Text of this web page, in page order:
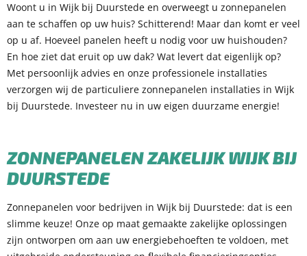
Woont u in Wijk bij Duurstede en overweegt u zonnepanelen
aan te schaffen op uw huis? Schitterend! Maar dan komt er veel
op u af. Hoeveel panelen heeft u nodig voor uw huishouden?
En hoe ziet dat eruit op uw dak? Wat levert dat eigenlijk op?
Met persoonlijk advies en onze professionele installaties
verzorgen wij de particuliere zonnepanelen installaties in Wijk
bij Duurstede. Investeer nu in uw eigen duurzame energie!
ZONNEPANELEN ZAKELIJK WIJK BIJ
DUURSTEDE
Zonnepanelen voor bedrijven in Wijk bij Duurstede: dat is een
slimme keuze! Onze op maat gemaakte zakelijke oplossingen
zijn ontworpen om aan uw energiebehoeften te voldoen, met